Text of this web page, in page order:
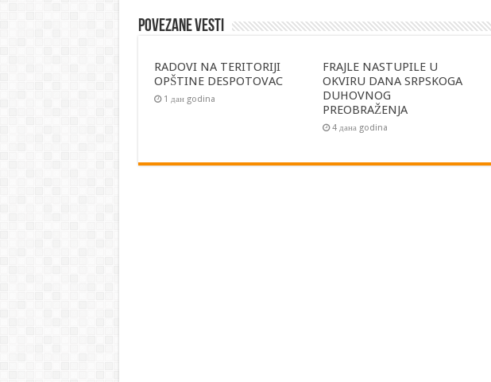
Povezane vesti
RADOVI NA TERITORIJI
OPŠTINE DESPOTOVAC
1 дан godina
FRAJLE NASTUPILE U
OKVIRU DANA SRPSKOGA
DUHOVNOG
PREOBRAŽENJA
4 дана godina